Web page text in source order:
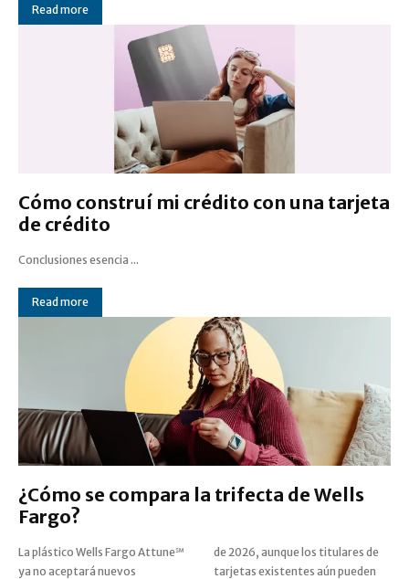
Read more
Cómo construí mi crédito con una tarjeta
de crédito
Conclusiones esencia ...
Read more
¿Cómo se compara la trifecta de Wells
Fargo?
La plástico Wells Fargo Attune℠
ya no aceptará nuevos
de 2026, aunque los titulares de
tarjetas existentes aún pueden